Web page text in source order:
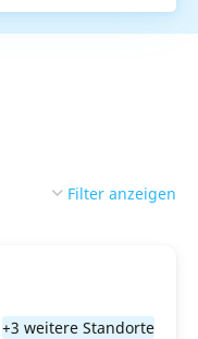
Filter anzeigen
+3 weitere Standorte